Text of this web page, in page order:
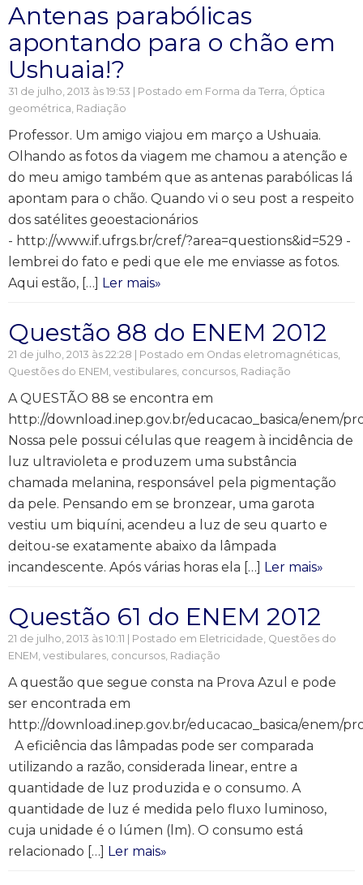
Antenas parabólicas
apontando para o chão em
Ushuaia!?
31 de julho, 2013 às 19:53 | Postado em Forma da Terra, Óptica
geométrica, Radiação
Professor. Um amigo viajou em março a Ushuaia.
Olhando as fotos da viagem me chamou a atenção e
do meu amigo também que as antenas parabólicas lá
apontam para o chão. Quando vi o seu post a respeito
dos satélites geoestacionários
- http://www.if.ufrgs.br/cref/?area=questions&id=529 -
lembrei do fato e pedi que ele me enviasse as fotos.
Aqui estão, […] Ler mais»
Questão 88 do ENEM 2012
21 de julho, 2013 às 22:28 | Postado em Ondas eletromagnéticas,
Questões do ENEM, vestibulares, concursos, Radiação
A QUESTÃO 88 se encontra em
http://download.inep.gov.br/educacao_basica/enem/
Nossa pele possui células que reagem à incidência de
luz ultravioleta e produzem uma substância
chamada melanina, responsável pela pigmentação
da pele. Pensando em se bronzear, uma garota
vestiu um biquíni, acendeu a luz de seu quarto e
deitou-se exatamente abaixo da lâmpada
incandescente. Após várias horas ela […] Ler mais»
Questão 61 do ENEM 2012
21 de julho, 2013 às 10:11 | Postado em Eletricidade, Questões do
ENEM, vestibulares, concursos, Radiação
A questão que segue consta na Prova Azul e pode
ser encontrada em
http://download.inep.gov.br/educacao_basica/enem/
A eficiência das lâmpadas pode ser comparada
utilizando a razão, considerada linear, entre a
quantidade de luz produzida e o consumo. A
quantidade de luz é medida pelo fluxo luminoso,
cuja unidade é o lúmen (lm). O consumo está
relacionado […] Ler mais»